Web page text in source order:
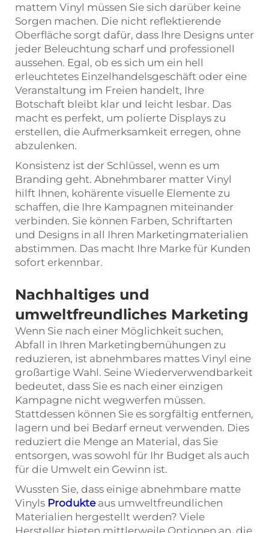
mattem Vinyl müssen Sie sich darüber keine
Sorgen machen. Die nicht reflektierende
Oberfläche sorgt dafür, dass Ihre Designs unter
jeder Beleuchtung scharf und professionell
aussehen. Egal, ob es sich um ein hell
erleuchtetes Einzelhandelsgeschäft oder eine
Veranstaltung im Freien handelt, Ihre
Botschaft bleibt klar und leicht lesbar. Das
macht es perfekt, um polierte Displays zu
erstellen, die Aufmerksamkeit erregen, ohne
abzulenken.
Konsistenz ist der Schlüssel, wenn es um
Branding geht. Abnehmbarer matter Vinyl
hilft Ihnen, kohärente visuelle Elemente zu
schaffen, die Ihre Kampagnen miteinander
verbinden. Sie können Farben, Schriftarten
und Designs in all Ihren Marketingmaterialien
abstimmen. Das macht Ihre Marke für Kunden
sofort erkennbar.
Nachhaltiges und
umweltfreundliches Marketing
Wenn Sie nach einer Möglichkeit suchen,
Abfall in Ihren Marketingbemühungen zu
reduzieren, ist abnehmbares mattes Vinyl eine
großartige Wahl. Seine Wiederverwendbarkeit
bedeutet, dass Sie es nach einer einzigen
Kampagne nicht wegwerfen müssen.
Stattdessen können Sie es sorgfältig entfernen,
lagern und bei Bedarf erneut verwenden. Dies
reduziert die Menge an Material, das Sie
entsorgen, was sowohl für Ihr Budget als auch
für die Umwelt ein Gewinn ist.
Wussten Sie, dass einige abnehmbare matte
Vinyls Produkte aus umweltfreundlichen
Materialien hergestellt werden? Viele
Hersteller bieten mittlerweile Optionen an, die